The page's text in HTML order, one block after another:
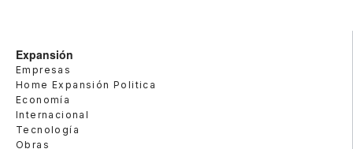
Expansión
Empresas
Home Expansión Politica
Economía
Internacional
Tecnología
Obras